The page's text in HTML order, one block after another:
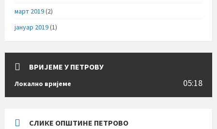
март 2019(2)
јануар 2019(1)
ВРИЈЕМЕ У ПЕТРОВУ
Локално вријеме 05:18
СЛИКЕ ОПШТИНЕ ПЕТРОВО